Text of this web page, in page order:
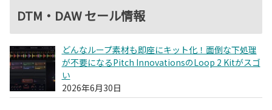
DTM・DAW セール情報
どんなループ素材も即座にキット化！面倒な下処理
が不要になるPitch InnovationsのLoop 2 Kitがスゴ
い
2026年6月30日